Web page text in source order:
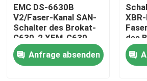
Haus
Produkte
EMC DS-6630B
V2/Faser-Kanal SAN-
Schalter des Brokat-
G630-2 XEM-G630-
48-R-1 128-Port
32Gb 2U
Anfrage absenden
des